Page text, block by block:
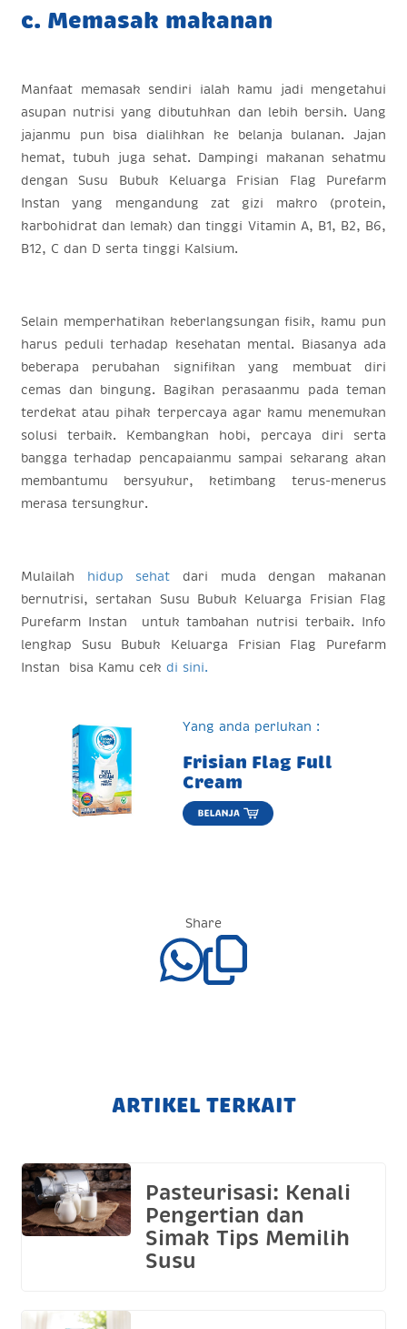
c. Memasak makanan
Manfaat memasak sendiri ialah kamu jadi mengetahui
asupan nutrisi yang dibutuhkan dan lebih bersih. Uang
jajanmu pun bisa dialihkan ke belanja bulanan. Jajan
hemat, tubuh juga sehat. Dampingi makanan sehatmu
dengan Susu Bubuk Keluarga Frisian Flag Purefarm
Instan yang mengandung zat gizi makro (protein,
karbohidrat dan lemak) dan tinggi Vitamin A, B1, B2, B6,
B12, C dan D serta tinggi Kalsium.
Selain memperhatikan keberlangsungan fisik, kamu pun
harus peduli terhadap kesehatan mental. Biasanya ada
beberapa perubahan signifikan yang membuat diri
cemas dan bingung. Bagikan perasaanmu pada teman
terdekat atau pihak terpercaya agar kamu menemukan
solusi terbaik. Kembangkan hobi, percaya diri serta
bangga terhadap pencapaianmu sampai sekarang akan
membantumu bersyukur, ketimbang terus-menerus
merasa tersungkur.
Mulailah hidup sehat dari muda dengan makanan
bernutrisi, sertakan Susu Bubuk Keluarga Frisian Flag
Purefarm Instan untuk tambahan nutrisi terbaik. Info
lengkap Susu Bubuk Keluarga Frisian Flag Purefarm
Instan bisa Kamu cek di sini.
Yang anda perlukan :
Frisian Flag Full
Cream
Share
ARTIKEL TERKAIT
Pasteurisasi: Kenali
Pengertian dan
Simak Tips Memilih
Susu